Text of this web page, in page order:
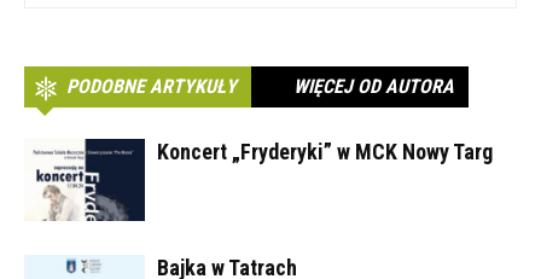
PODOBNE ARTYKUŁY WIĘCEJ OD AUTORA
Koncert „Fryderyki” w MCK Nowy Targ
Bajka w Tatrach